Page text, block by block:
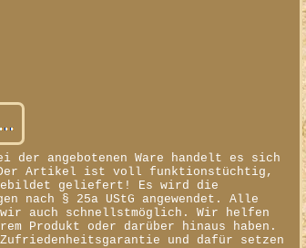
der angebotenen Ware handelt es sich
Der Artikel ist voll funktionstüchtig,
geliefert! Es wird die
nach § 25a UStG angewendet. Alle
auch schnellstmöglich. Wir helfen
Produkt oder darüber hinaus haben.
und dafür setzen